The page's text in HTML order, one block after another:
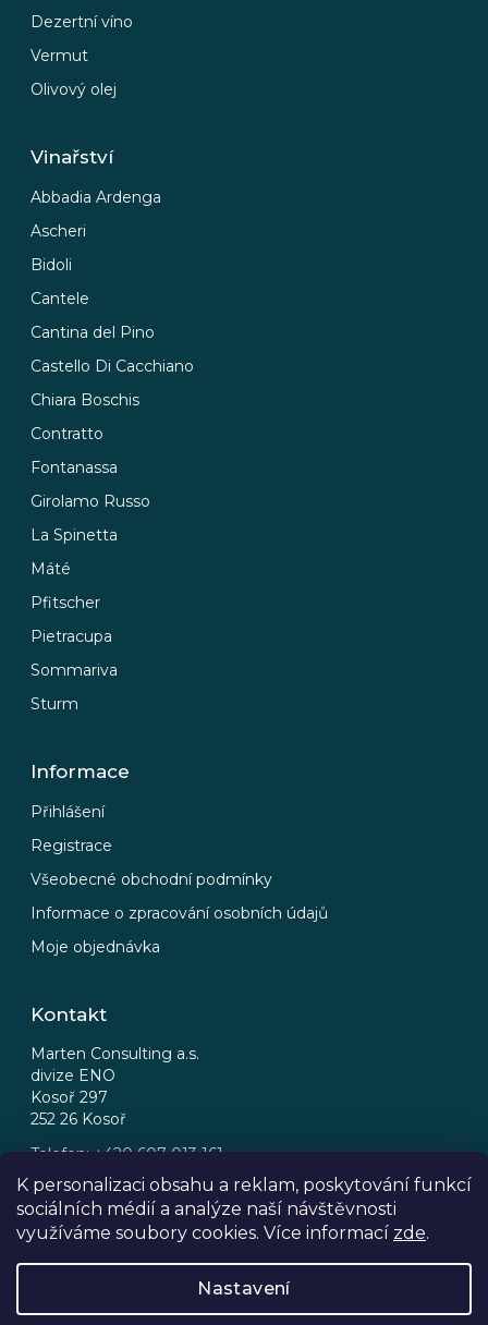
K personalizaci obsahu a reklam, poskytování funkcí
sociálních médií a analýze naší návštěvnosti
využíváme soubory cookies. Více informací zde.
Nastavení
Dezertní víno
Vermut
Olivový olej
Vinařství
Abbadia Ardenga
Ascheri
Bidoli
Cantele
Cantina del Pino
Castello Di Cacchiano
Chiara Boschis
Contratto
Fontanassa
Girolamo Russo
La Spinetta
Máté
Pfitscher
Pietracupa
Sommariva
Sturm
Informace
Přihlášení
Registrace
Všeobecné obchodní podmínky
Informace o zpracování osobních údajů
Moje objednávka
Kontakt
Marten Consulting a.s.
divize ENO
Kosoř 297
252 26 Kosoř
Telefon: +420 607 013 161
Email: eno@eno.cz
FB IG